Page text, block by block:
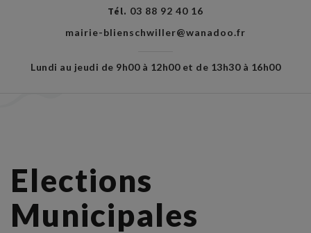
Tél. 03 88 92 40 16
mairie-blienschwiller@wanadoo.fr
Lundi au jeudi de 9h00 à 12h00 et de 13h30 à 16h00
Elections
Municipales